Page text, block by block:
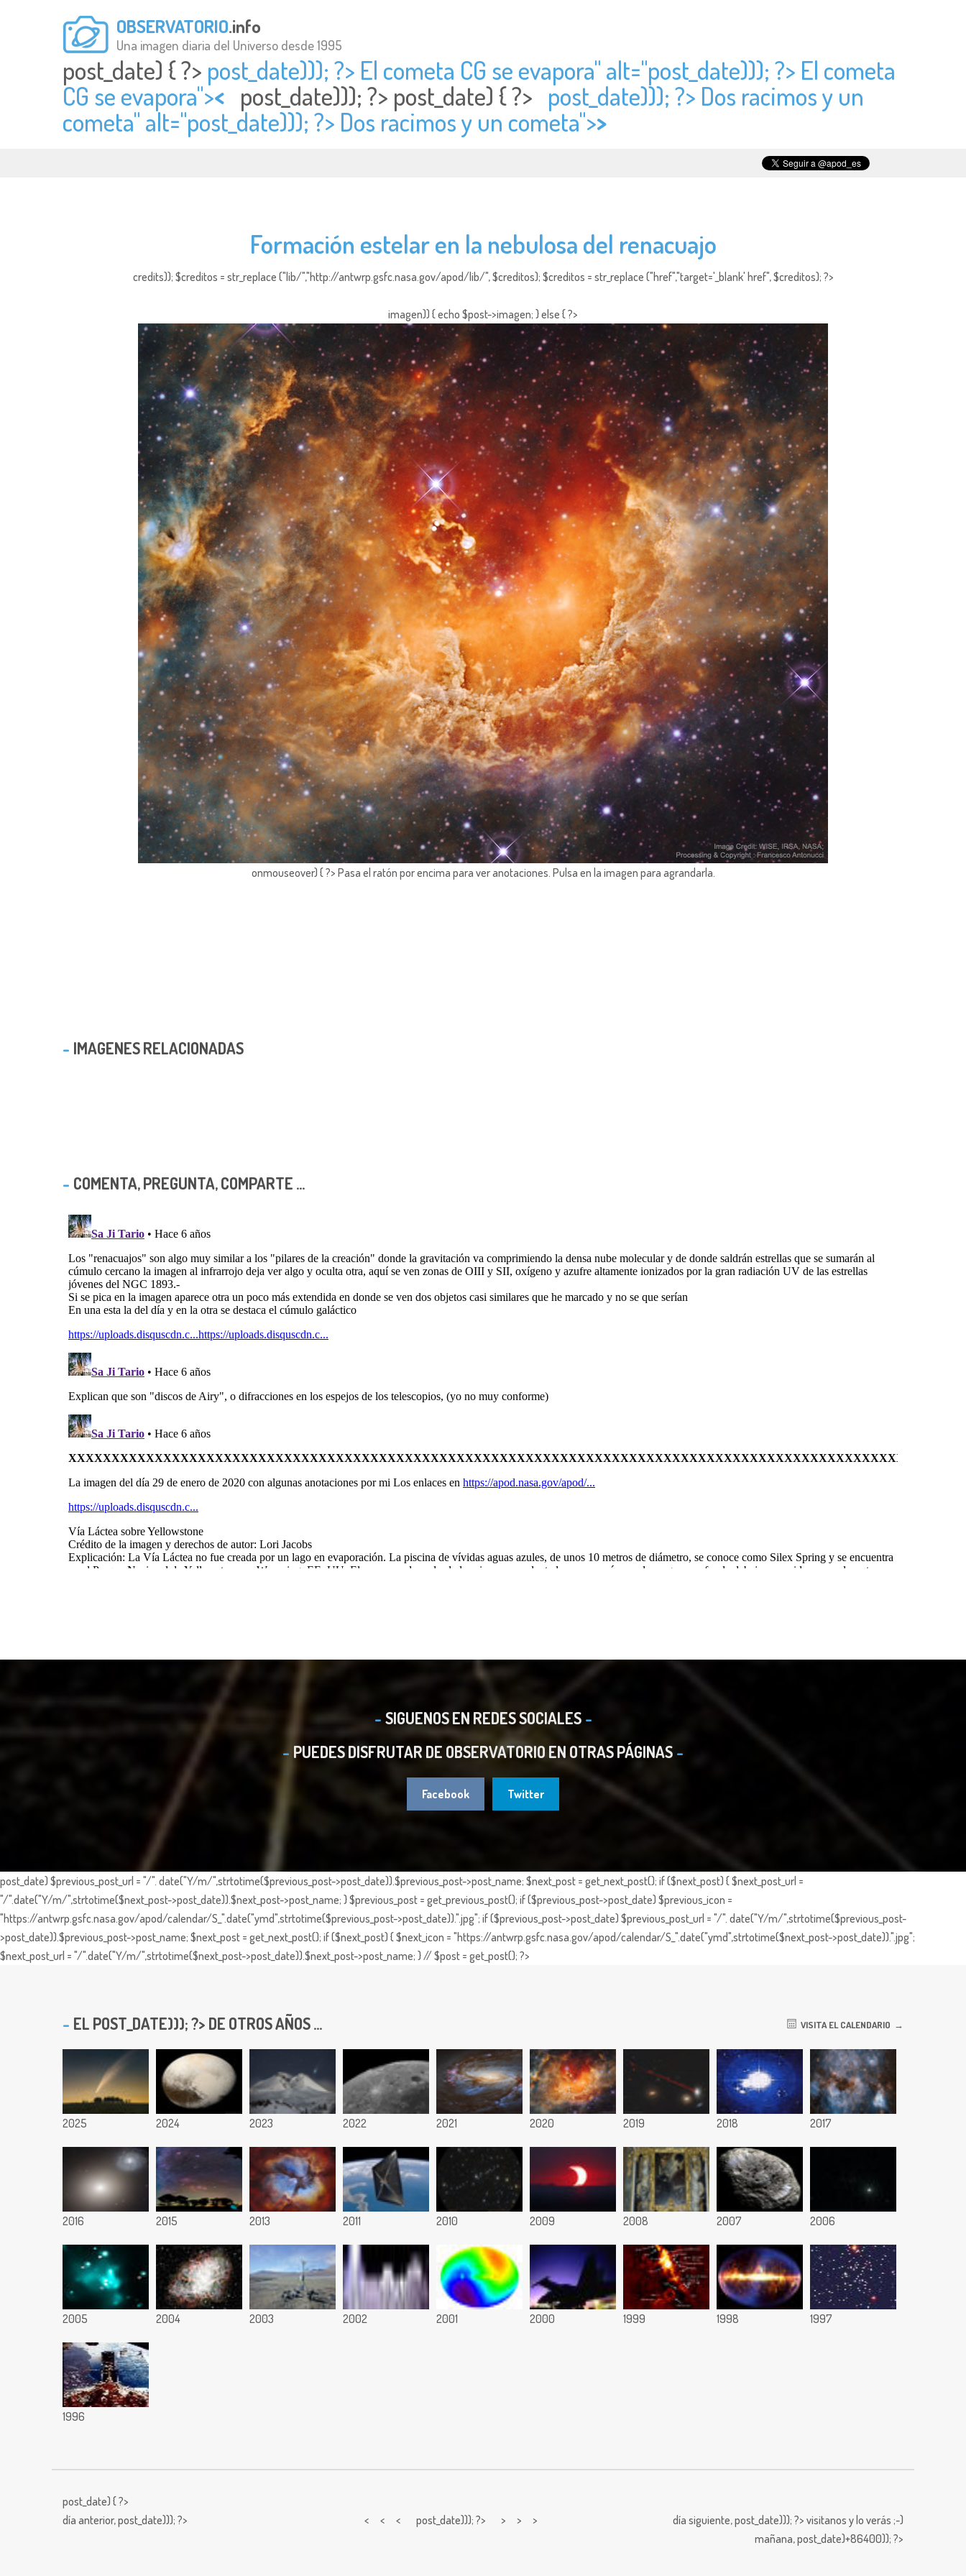
OBSERVATORIO.info
Una imagen diaria del Universo desde 1995
post_date) { ?> post_date))); ?> El cometa CG se evapora" alt="post_date))); ?> El cometa
CG se evapora">< post_date))); ?> post_date) { ?> post_date))); ?> Dos racimos y un
cometa" alt="post_date))); ?> Dos racimos y un cometa">>
Formación estelar en la nebulosa del renacuajo
credits)); $creditos = str_replace ("lib/","http://antwrp.gsfc.nasa.gov/apod/lib/", $creditos); $creditos = str_replace ("href","target='_blank' href", $creditos); ?>
imagen)) { echo $post->imagen; } else { ?>
onmouseover) { ?> Pasa el ratón por encima para ver anotaciones. Pulsa en la imagen para agrandarla.
IMAGENES RELACIONADAS
COMENTA, PREGUNTA, COMPARTE ...
SIGUENOS EN REDES SOCIALES
PUEDES DISFRUTAR DE OBSERVATORIO EN OTRAS PÁGINAS
Facebook Twitter
post_date) $previous_post_url = "/". date("Y/m/",strtotime($previous_post->post_date)).$previous_post->post_name; $next_post = get_next_post(); if ($next_post) { $next_post_url =
"/".date("Y/m/",strtotime($next_post->post_date)).$next_post->post_name; } $previous_post = get_previous_post(); if ($previous_post->post_date) $previous_icon =
"https://antwrp.gsfc.nasa.gov/apod/calendar/S_".date("ymd",strtotime($previous_post->post_date)).".jpg"; if ($previous_post->post_date) $previous_post_url = "/". date("Y/m/",strtotime($previous_post-
>post_date)).$previous_post->post_name; $next_post = get_next_post(); if ($next_post) { $next_icon = "https://antwrp.gsfc.nasa.gov/apod/calendar/S_".date("ymd",strtotime($next_post->post_date)).".jpg";
$next_post_url = "/".date("Y/m/",strtotime($next_post->post_date)).$next_post->post_name; } // $post = get_post(); ?>
EL POST_DATE))); ?> DE OTROS AÑOS ... VISITA EL CALENDARIO
2025 2024 2023 2022 2021 2020 2019 2018 2017
2016 2015 2013 2011 2010 2009 2008 2007 2006
2005 2004 2003 2002 2001 2000 1999 1998 1997
1996
post_date) { ?>
día anterior,post_date))); ?> < < < post_date))); ?> > > > día siguiente,post_date))); ?> visitanos y lo verás ;-)
mañana,post_date)+86400)); ?>